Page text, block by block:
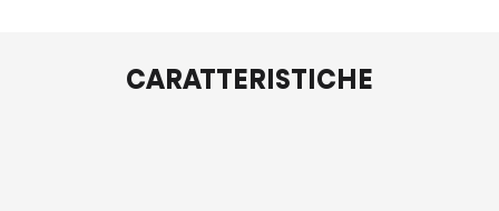
CARATTERISTICHE